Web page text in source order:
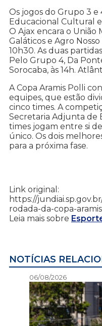
Os jogos do Grupo 3
Educacional Cultural
O Ajax encara o União
Galáticos e Agro
10h30. As duas
Pelo Grupo 4, Da
Sorocaba, às 14h.
A Copa Aramis Polli
equipes, que estão
cinco times. A
Secretaria Adjunta de
times jogam entre si
único. Os dois
para a próxima fase.
Link original:
https://
rodada-da-copa-
Leia mais sobre
NOTÍCIAS
06/08/2026